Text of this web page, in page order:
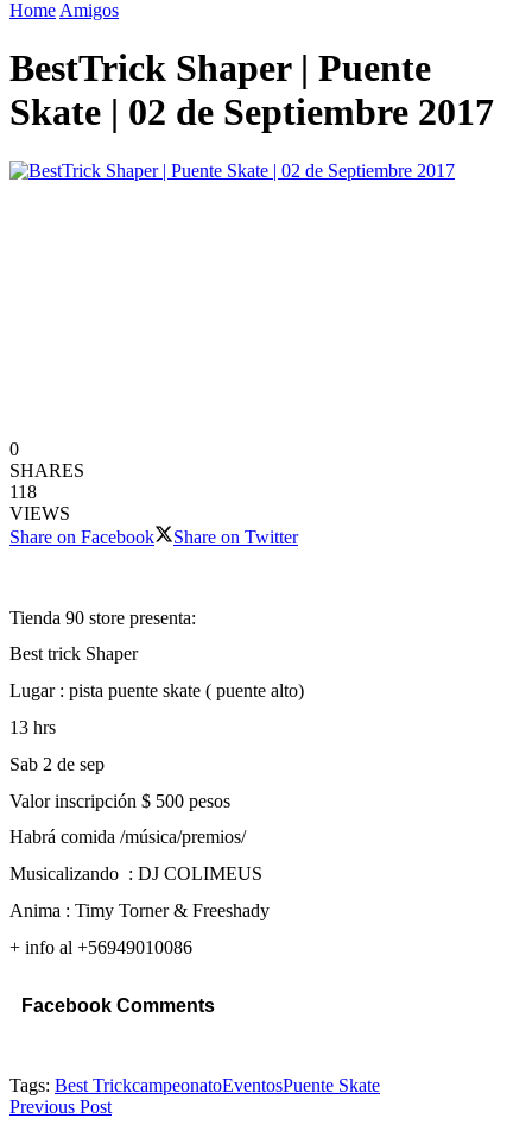
Home Amigos
BestTrick Shaper | Puente
Skate | 02 de Septiembre 2017
0
SHARES
118
VIEWS
Share on Facebook
Share on Twitter
Tienda 90 store presenta:
Best trick Shaper
Lugar : pista puente skate ( puente alto)
13 hrs
Sab 2 de sep
Valor inscripción $ 500 pesos
Habrá comida /música/premios/
Musicalizando : DJ COLIMEUS
Anima : Timy Torner & Freeshady
+ info al +56949010086
Facebook Comments
Tags: Best TrickcampeonatoEventosPuente Skate
Previous Post